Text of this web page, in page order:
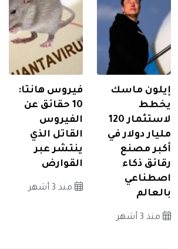
إيلون ماسك
يخطط
لاستثمار 120
مليار دولار في
أكبر مصنع
رقائق ذكاء
اصطناعي
بالعالم
منذ 3 أشهر
فيروس هانتا:
10 حقائق عن
الفيروس
القاتل الذي
ينتشر عبر
القوارض
منذ 3 أشهر